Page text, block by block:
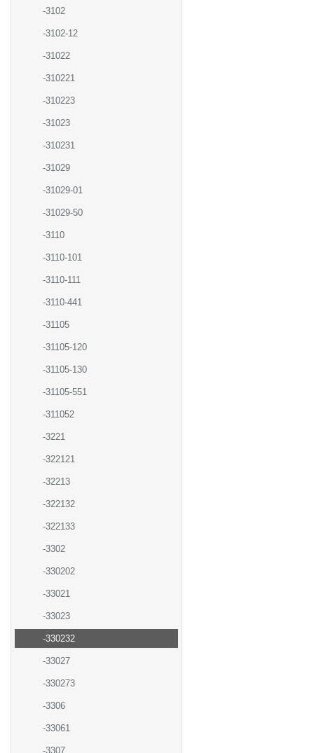
-3102
-3102-12
-31022
-310221
-310223
-31023
-310231
-31029
-31029-01
-31029-50
-3110
-3110-101
-3110-111
-3110-441
-31105
-31105-120
-31105-130
-31105-551
-311052
-3221
-322121
-32213
-322132
-322133
-3302
-330202
-33021
-33023
-330232
-33027
-330273
-3306
-33061
-3307